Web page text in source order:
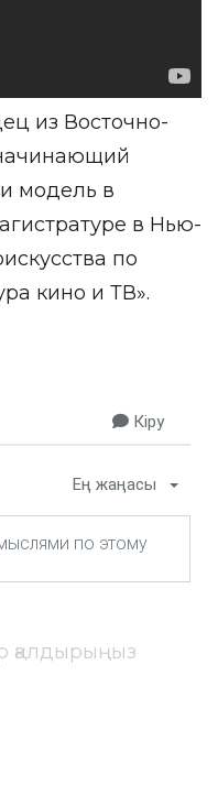
из Восточно-
модель в
в Нью-
по
кино и ТВ».
Кіру
Ең жаңасы
қалдырыңыз